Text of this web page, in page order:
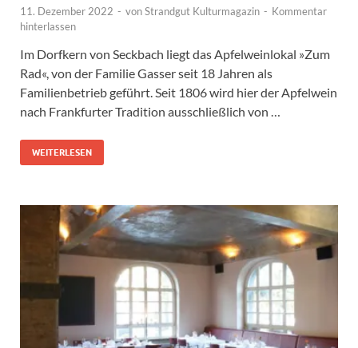
11. Dezember 2022 - vonStrandgut Kulturmagazin - Kommentar
hinterlassen
Im Dorfkern von Seckbach liegt das Apfelweinlokal »Zum
Rad«, von der Familie Gasser seit 18 Jahren als
Familienbetrieb geführt. Seit 1806 wird hier der Apfelwein
nach Frankfurter Tradition ausschließlich von …
WEITERLESEN